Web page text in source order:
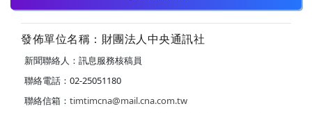
發佈單位名稱：財團法人中央通訊社
新聞聯絡人：訊息服務核稿員
聯絡電話：02-25051180
聯絡信箱： timtimcna@mail.cna.com.tw